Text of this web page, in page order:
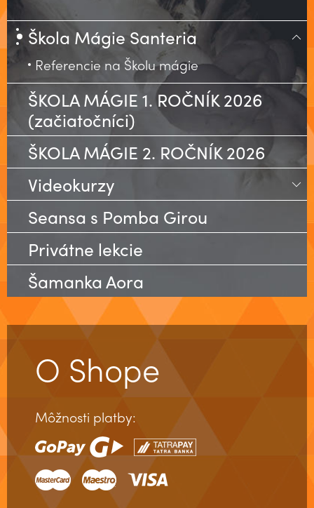
Škola Mágie Santeria
Referencie na Školu mágie
ŠKOLA MÁGIE 1. ROČNÍK 2026
(začiatočníci)
ŠKOLA MÁGIE 2. ROČNÍK 2026
Videokurzy
Veľký Kurz Tarotových Mystérií
Kurz Psychomágie
Vykladanie z Tarotu
Španielske karty, Baraja Espaňola
Milostná mágia
MÁGIA A RITUÁLY
ODRÁBKY - PORÁBKY
OHŇOVÁ MÁGIA
VIDEOKURZ: ÚVODNÁ LEKCIA DO MÁGIE
Kurz Mentálna Kontrola a Mágia Mysle
Seansa s Pomba Girou
Privátne lekcie
Šamanka Aora
O Shope
Môžnosti platby: